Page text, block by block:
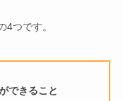
4つです。
できること